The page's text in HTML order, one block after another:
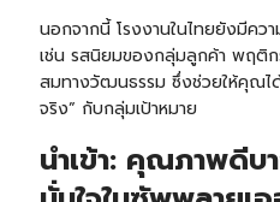
นอกจากนี้ โรงงานในไทยยังมีคว
เช่น รสนิยมของกลุ่มลูกค้า พฤติกร
สมทางวัฒนธรรม ซึ่งช่วยให้คุณไ
จริง” กับกลุ่มเป้าหมาย
นำเข้า: คุณภาพดีบ